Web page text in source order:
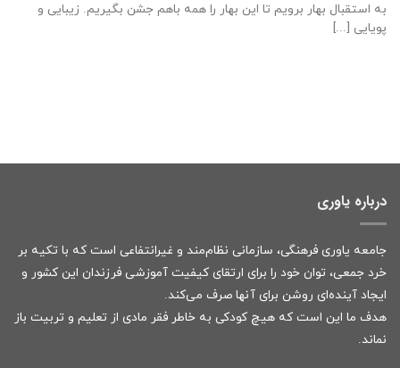
به استقبال بهار برویم تا این بهار را همه باهم جشن بگیریم. زیبایی و
پویایی [...]
درباره یاوری
جامعه یاوری فرهنگی، سازمانی نظام‌مند و غیرانتفاعی است که با تکیه بر
خرد جمعی، توان خود را برای ارتقای کیفیت آموزشی فرزندان این کشور و
ایجاد آینده‌ای روشن برای آنها صرف می‌کند.
هدف ما این است که هیچ کودکی به خاطر فقر مادی از تعلیم و تربیت باز
نماند.